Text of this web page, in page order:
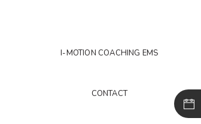
I-MOTION COACHING EMS
CONTACT